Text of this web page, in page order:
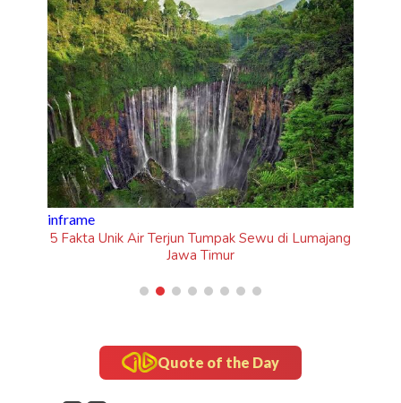
tipstrick
Tips Trick Today, Jumat 7 Agustus 2026
Quote of the Day